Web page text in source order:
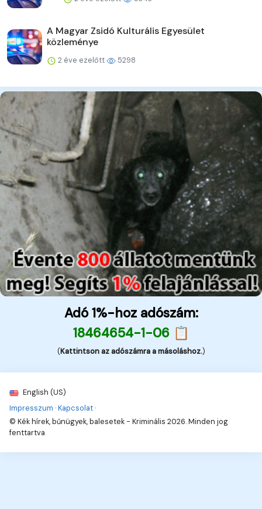
A Magyar Zsidó Kulturális Egyesület
közleménye
2 éve ezelőtt 5298
Adó 1%-hoz adószám:
18464654-1-06 📋
(Kattintson az adószámra a másoláshoz.)
English (US)
Impresszum ·Kapcsolat ·
© Kék hírek, bűnügyek, balesetek - Kriminális 2026. Minden jog
fenttartva